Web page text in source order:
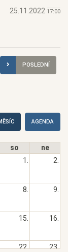
25.11.2022 17:00
POSLEDNÍ
AGENDA
so
ne
1. 2.
8. 9.
15. 16.
22. 23.